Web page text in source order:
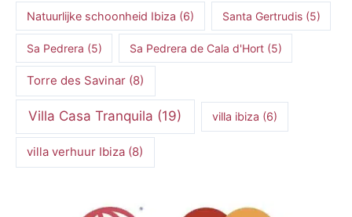
Natuurlijke schoonheid Ibiza (6) Santa Gertrudis(5)
Sa Pedrera (5) Sa Pedrera de Cala d'Hort(5)
Torre des Savinar (8)
Villa Casa Tranquila (19) villa ibiza (6)
villa verhuur Ibiza (8)